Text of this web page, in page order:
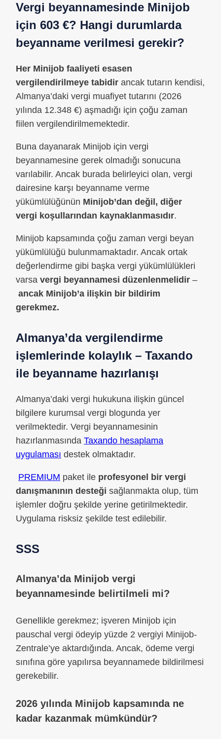
Vergi beyannamesinde Minijob
için 603 €? Hangi durumlarda
beyanname verilmesi gerekir?
Her Minijob faaliyeti esasen
vergilendirilmeye tabidir ancak tutarın kendisi,
Almanya’daki vergi muafiyet tutarını (2026
yılında 12.348 €) aşmadığı için çoğu zaman
fiilen vergilendirilmemektedir.
Buna dayanarak Minijob için vergi
beyannamesine gerek olmadığı sonucuna
varılabilir. Ancak burada belirleyici olan, vergi
dairesine karşı beyanname verme
yükümlülüğünün Minijob’dan değil, diğer
vergi koşullarından kaynaklanmasıdır.
Minijob kapsamında çoğu zaman vergi beyan
yükümlülüğü bulunmamaktadır. Ancak ortak
değerlendirme gibi başka vergi yükümlülükleri
varsa vergi beyannamesi düzenlenmelidir –
ancak Minijob’a ilişkin bir bildirim
gerekmez.
Almanya’da vergilendirme
işlemlerinde kolaylık – Taxando
ile beyanname hazırlanışı
Almanya’daki vergi hukukuna ilişkin güncel
bilgilere kurumsal vergi blogunda yer
verilmektedir. Vergi beyannamesinin
hazırlanmasında Taxando hesaplama
uygulaması destek olmaktadır.
PREMIUM paket ile profesyonel bir vergi
danışmanının desteği sağlanmakta olup, tüm
işlemler doğru şekilde yerine getirilmektedir.
Uygulama risksiz şekilde test edilebilir.
SSS
Almanya’da Minijob vergi
beyannamesinde belirtilmeli mi?
Genellikle gerekmez; işveren Minijob için
pauschal vergi ödeyip yüzde 2 vergiyi Minijob-
Zentrale’ye aktardığında. Ancak, ödeme vergi
sınıfına göre yapılırsa beyannamede bildirilmesi
gerekebilir.
2026 yılında Minijob kapsamında ne
kadar kazanmak mümkündür?